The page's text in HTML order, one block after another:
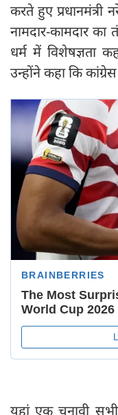
करते हुए प्रधानमंत्री
नामदार-कामदार का
धर्म में विशेषज्ञता
उन्होंने कहा कि
यहां एक चुनावी